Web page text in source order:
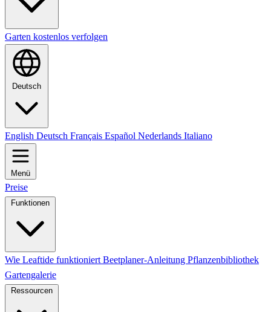
Garten kostenlos verfolgen
Deutsch
English Deutsch Français Español Nederlands Italiano
Menü
Preise
Funktionen
Wie Leaftide funktioniert Beetplaner-Anleitung Pflanzenbibliothek
Gartengalerie
Ressourcen